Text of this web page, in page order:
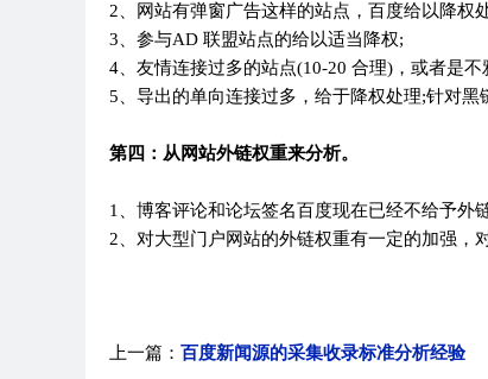
2、网站有弹窗广告这样的站点，百度给以降权
3、参与AD 联盟站点的给以适当降权;
4、友情连接过多的站点(10-20 合理)，或者是
5、导出的单向连接过多，给于降权处理;针对黑
第四：从网站外链权重来分析。
1、博客评论和论坛签名百度现在已经不给予外
2、对大型门户网站的外链权重有一定的加强，
上一篇： 百度新闻源的采集收录标准分析经验